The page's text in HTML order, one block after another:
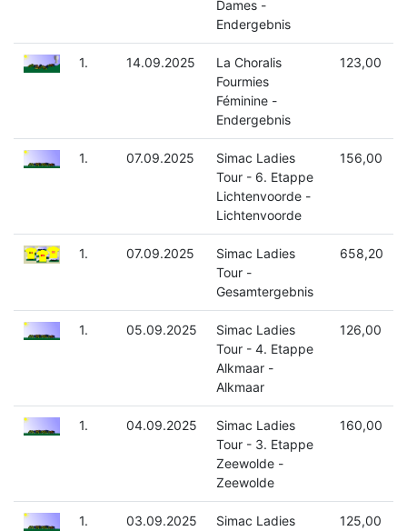
Dames -
Endergebnis
1. 14.09.2025
La Choralis
Fourmies
Féminine -
Endergebnis
123,00
1. 07.09.2025
Simac Ladies
Tour - 6. Etappe
Lichtenvoorde -
Lichtenvoorde
156,00
1. 07.09.2025
Simac Ladies
Tour -
Gesamtergebnis
658,20
1. 05.09.2025
Simac Ladies
Tour - 4. Etappe
Alkmaar -
Alkmaar
126,00
1. 04.09.2025
Simac Ladies
Tour - 3. Etappe
Zeewolde -
Zeewolde
160,00
1. 03.09.2025
Simac Ladies
125,00